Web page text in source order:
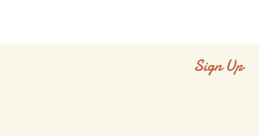
Sign Up